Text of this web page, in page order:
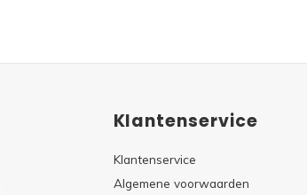
Klantenservice
Klantenservice
Algemene voorwaarden